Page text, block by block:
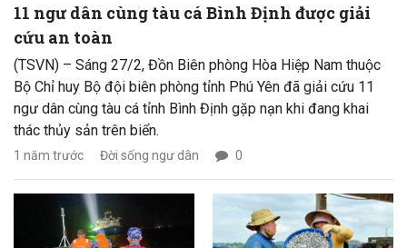
phần phát triển nghề cá bền vững và bảo vệ chủ quyền biển,
đảo của Tổ quốc.
11 ngư dân cùng tàu cá Bình Định được giải
cứu an toàn
(TSVN) – Sáng 27/2, Đồn Biên phòng Hòa Hiệp Nam thuộc
Bộ Chỉ huy Bộ đội biên phòng tỉnh Phú Yên đã giải cứu 11
ngư dân cùng tàu cá tỉnh Bình Định gặp nạn khi đang khai
thác thủy sản trên biển.
1 năm trước Đời sống ngư dân 0